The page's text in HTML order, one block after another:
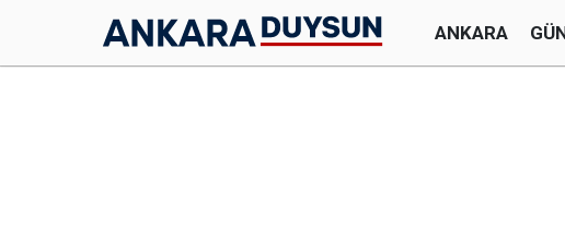
ANKARA